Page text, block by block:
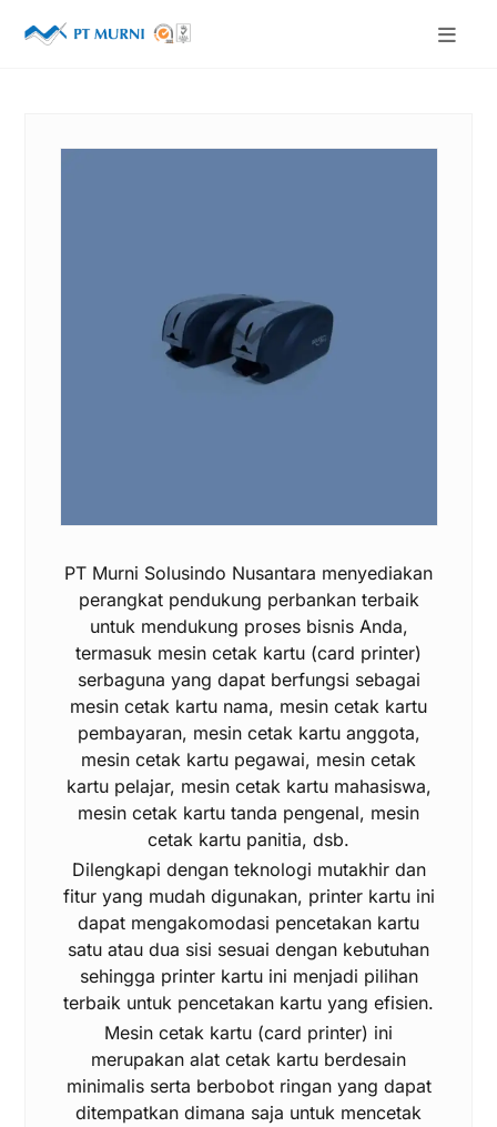
PT Murni Solusindo Nusantara menyediakan
perangkat pendukung perbankan terbaik
untuk mendukung proses bisnis Anda,
termasuk mesin cetak kartu (card printer)
serbaguna yang dapat berfungsi sebagai
mesin cetak kartu nama, mesin cetak kartu
pembayaran, mesin cetak kartu anggota,
mesin cetak kartu pegawai, mesin cetak
kartu pelajar, mesin cetak kartu mahasiswa,
mesin cetak kartu tanda pengenal, mesin
cetak kartu panitia, dsb.
Dilengkapi dengan teknologi mutakhir dan
fitur yang mudah digunakan, printer kartu ini
dapat mengakomodasi pencetakan kartu
satu atau dua sisi sesuai dengan kebutuhan
sehingga printer kartu ini menjadi pilihan
terbaik untuk pencetakan kartu yang efisien.
Mesin cetak kartu (card printer) ini
merupakan alat cetak kartu berdesain
minimalis serta berbobot ringan yang dapat
ditempatkan dimana saja untuk mencetak